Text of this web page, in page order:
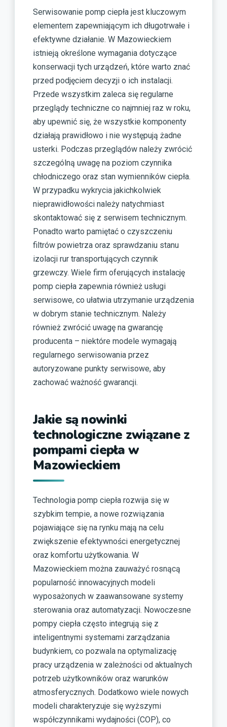
Serwisowanie pomp ciepła jest kluczowym
elementem zapewniającym ich długotrwałe i
efektywne działanie. W Mazowieckiem
istnieją określone wymagania dotyczące
konserwacji tych urządzeń, które warto znać
przed podjęciem decyzji o ich instalacji.
Przede wszystkim zaleca się regularne
przeglądy techniczne co najmniej raz w roku,
aby upewnić się, że wszystkie komponenty
działają prawidłowo i nie występują żadne
usterki. Podczas przeglądów należy zwrócić
szczególną uwagę na poziom czynnika
chłodniczego oraz stan wymienników ciepła.
W przypadku wykrycia jakichkolwiek
nieprawidłowości należy natychmiast
skontaktować się z serwisem technicznym.
Ponadto warto pamiętać o czyszczeniu
filtrów powietrza oraz sprawdzaniu stanu
izolacji rur transportujących czynnik
grzewczy. Wiele firm oferujących instalację
pomp ciepła zapewnia również usługi
serwisowe, co ułatwia utrzymanie urządzenia
w dobrym stanie technicznym. Należy
również zwrócić uwagę na gwarancję
producenta – niektóre modele wymagają
regularnego serwisowania przez
autoryzowane punkty serwisowe, aby
zachować ważność gwarancji.
Jakie są nowinki
technologiczne związane z
pompami ciepła w
Mazowieckiem
Technologia pomp ciepła rozwija się w
szybkim tempie, a nowe rozwiązania
pojawiające się na rynku mają na celu
zwiększenie efektywności energetycznej
oraz komfortu użytkowania. W
Mazowieckiem można zauważyć rosnącą
popularność innowacyjnych modeli
wyposażonych w zaawansowane systemy
sterowania oraz automatyzacji. Nowoczesne
pompy ciepła często integrują się z
inteligentnymi systemami zarządzania
budynkiem, co pozwala na optymalizację
pracy urządzenia w zależności od aktualnych
potrzeb użytkowników oraz warunków
atmosferycznych. Dodatkowo wiele nowych
modeli charakteryzuje się wyższymi
współczynnikami wydajności (COP), co